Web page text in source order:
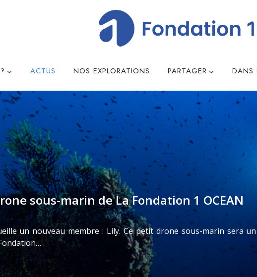
ACTUS NOS EXPLORATIONS PARTAGER DANS
sous-marin de La Fondation 1 OCEAN
un nouveau membre : Lily. Ce petit drone sous-marin sera